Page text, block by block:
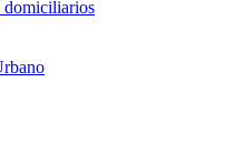
domiciliarios